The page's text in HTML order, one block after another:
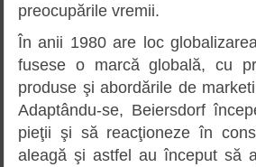
preocupările vremii.
În anii 1980 are loc
fusese o marcă globală, cu
produse şi abordările de
Adaptându-se, Beiersdorf
pieţii şi să reacţioneze în
aleagă şi astfel au început să